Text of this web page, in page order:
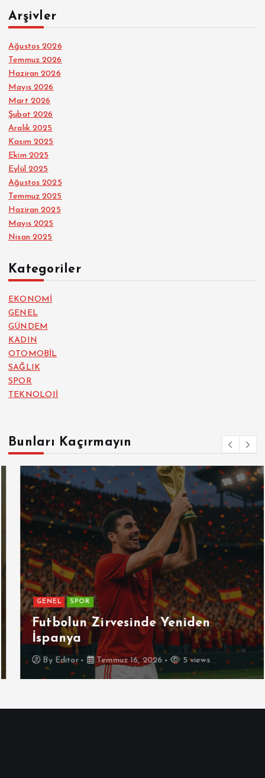
Arşivler
Ağustos 2026
Temmuz 2026
Haziran 2026
Mayıs 2026
Mart 2026
Şubat 2026
Aralık 2025
Kasım 2025
Ekim 2025
Eylül 2025
Ağustos 2025
Temmuz 2025
Haziran 2025
Mayıs 2025
Nisan 2025
Kategoriler
EKONOMİ
GENEL
GÜNDEM
KADIN
OTOMOBİL
SAĞLIK
SPOR
TEKNOLOJİ
Bunları Kaçırmayın
GENEL SPOR
Futbolun Zirvesinde Yeniden
İspanya
By Editor Temmuz 16, 2026 5 views